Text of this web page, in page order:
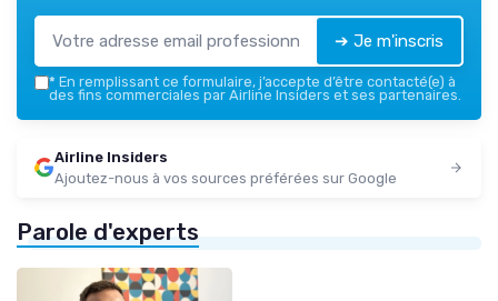
➔ Je m'inscris
* En remplissant ce formulaire, j’accepte d’être contacté(e) à
des fins commerciales par Airline Insiders et ses partenaires.
Airline Insiders
Ajoutez-nous à vos sources préférées sur Google
Parole d'experts